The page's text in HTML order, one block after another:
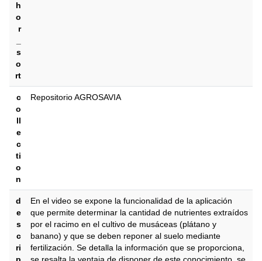
h
o
r
s
o
rt
c
o
ll
e
c
ti
o
n
Repositorio AGROSAVIA
d
e
s
c
ri
En el video se expone la funcionalidad de la aplicación
que permite determinar la cantidad de nutrientes extraídos
por el racimo en el cultivo de musáceas (plátano y
banano) y que se deben reponer al suelo mediante
fertilización. Se detalla la información que se proporciona,